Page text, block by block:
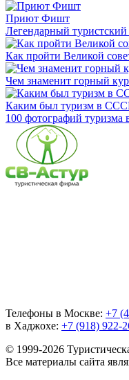
Приют Фишт
Легендарный туристский
Как пройти Великой
Чем знаменит горный
Каким был туризм в
100 фотографий туризма
Телефоны в Москве: +7
в Хаджохе: +7 (918) 922-
© 1999-2026
Все материалы сайта